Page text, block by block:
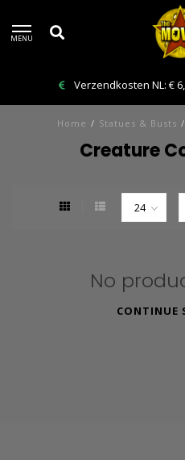
MENU
Verzendkosten NL: €
Home / Statues & Busts /
Creature
No
CONTINUE